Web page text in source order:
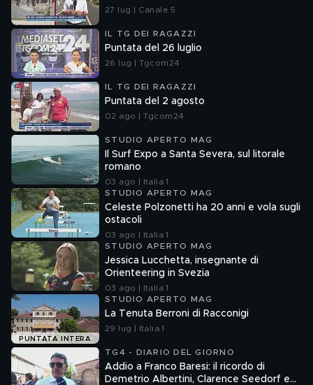
27 lug | Canale 5
IL TG DEI RAGAZZI
Puntata del 26 luglio
26 lug | Tgcom24
IL TG DEI RAGAZZI
Puntata del 2 agosto
02 ago | Tgcom24
STUDIO APERTO MAG
Il Surf Expo a Santa Severa, sul litorale
romano
03 ago | Italia 1
STUDIO APERTO MAG
Celeste Polzonetti ha 20 anni e vola sugli
ostacoli
03 ago | Italia 1
STUDIO APERTO MAG
Jessica Lucchetta, insegnante di
Orienteering in Svezia
03 ago | Italia 1
PUNTATA INTERA
STUDIO APERTO MAG
La Tenuta Berroni di Racconigi
29 lug | Italia 1
TG4 - DIARIO DEL GIORNO
Addio a Franco Baresi: il ricordo di
Demetrio Albertini, Clarence Seedorf e